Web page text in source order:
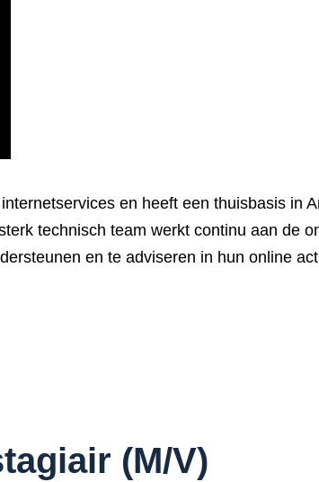
en heeft een thuisbasis in
technisch team werkt continu aan de
en te adviseren in hun online
(M/V)